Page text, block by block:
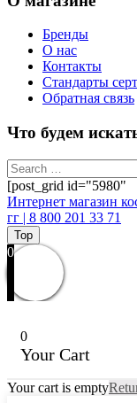
Бренды
О нас
Контакты
Стандарты
Обратная связь
Что будем
[post_grid id="5980"
Интернет магазин
гг | 8 800 201 33 71
Top
0
0
Your Cart
Your cart is empty